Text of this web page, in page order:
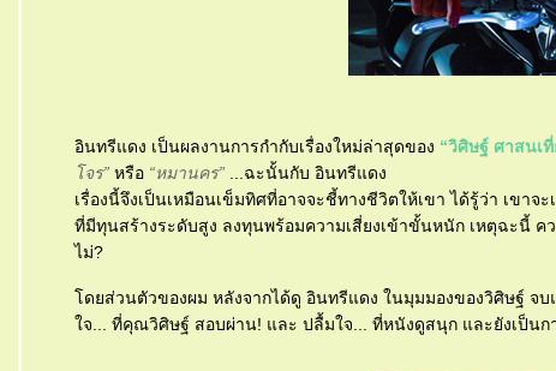
อินทรีแดง เป็นผลงานการกำกับเรื่องใหม่ล่าสุดของ “วิศิษฐ์ ศาสนเที่
จร” หรือ “หมานคร” ...ฉะนั้นกับ อินทรีแดง
เรื่องนี้จึงเป็นเหมือนเข็มทิศที่อาจจะชี้ทางชีวิตให้เขา ได้รู้ว่า เขา
ที่มีทุนสร้างระดับสูง ลงทุนพร้อมความเสี่ยงเข้าขั้นหนัก เหตุฉะนี้
ไม่?
ดยส่วนตัวของผม หลังจากได้ดู อินทรีแดง ในมุมมองของวิศิษฐ์ จบ
จ... ที่คุณวิศิษฐ์ สอบผ่าน! และ ปลื้มใจ... ที่หนังดูสนุก และยังเป็นก